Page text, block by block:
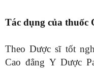
Tác dụng của thuốc
Theo Dược sĩ tốt
Cao đẳng Y Dược